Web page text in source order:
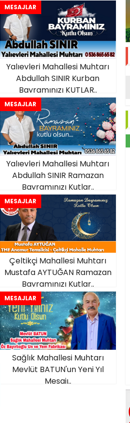
MESAJLAR
Yalıevleri Mahallesi Muhtarı
Abdullah SINIR Kurban
Bayramınızı KUTLAR..
MESAJLAR
Yalıevleri Mahallesi Muhtarı
Abdullah SINIR Ramazan
Bayramınızı Kutlar..
MESAJLAR
Çeltikçi Mahallesi Muhtarı
Mustafa AYTUĞAN Ramazan
Bayramınızı Kutlar..
MESAJLAR
Sağlık Mahallesi Muhtarı
Mevlüt BATUN'un Yeni Yıl
Mesajı..